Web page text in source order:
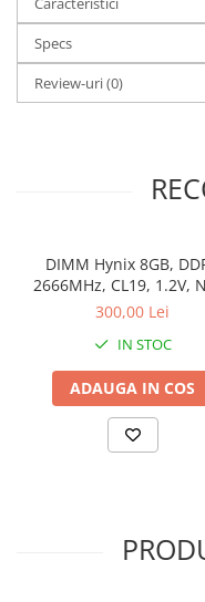
Accesorii UPS-uri
Statii GRAFICE
Statii GRAFICE NOI
Statii GRAFICE
Drum
Imprimante de format
Imprimante Foto
Imprimante Inkjet
Imprimante laser
Multifunctionale Inkjet
Specs
Review-uri(0)
DIMM Hynix 8GB,
2666MHz, CL19, 1.2V,
ECC, bulk
300,00 Lei
IN STOC
ADAUGA IN COS